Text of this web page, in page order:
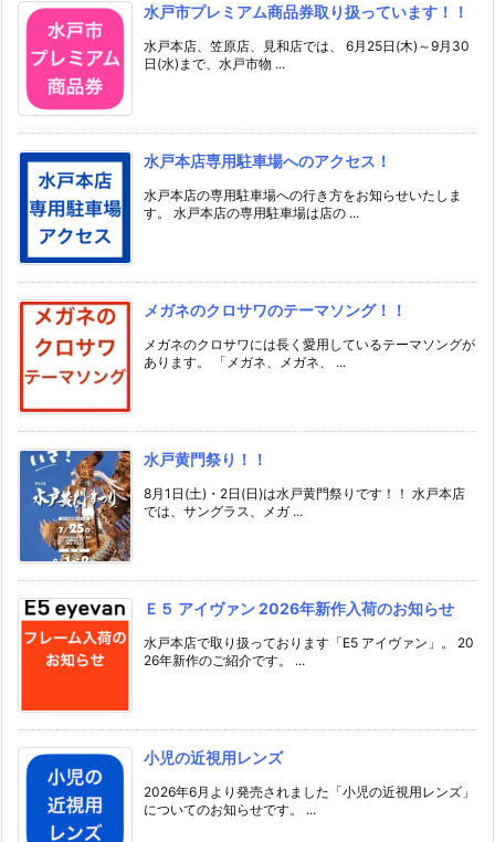
水戸市プレミアム商品券取り扱っています！！
水戸本店、笠原店、見和店では、 6月25日(木)～9月30
日(水)まで、水戸市物 ...
水戸本店専用駐車場へのアクセス！
水戸本店の専用駐車場への行き方をお知らせいたしま
す。 水戸本店の専用駐車場は店の ...
メガネのクロサワのテーマソング！！
メガネのクロサワには長く愛用しているテーマソングが
あります。 「メガネ、メガネ、 ...
水戸黄門祭り！！
8月1日(土)・2日(日)は水戸黄門祭りです！！ 水戸本店
では、サングラス、メガ ...
Ｅ５ アイヴァン 2026年新作入荷のお知らせ
水戸本店で取り扱っております「E5 アイヴァン」。 20
26年新作のご紹介です。 ...
小児の近視用レンズ
2026年6月より発売されました「小児の近視用レンズ」
についてのお知らせです。 ...